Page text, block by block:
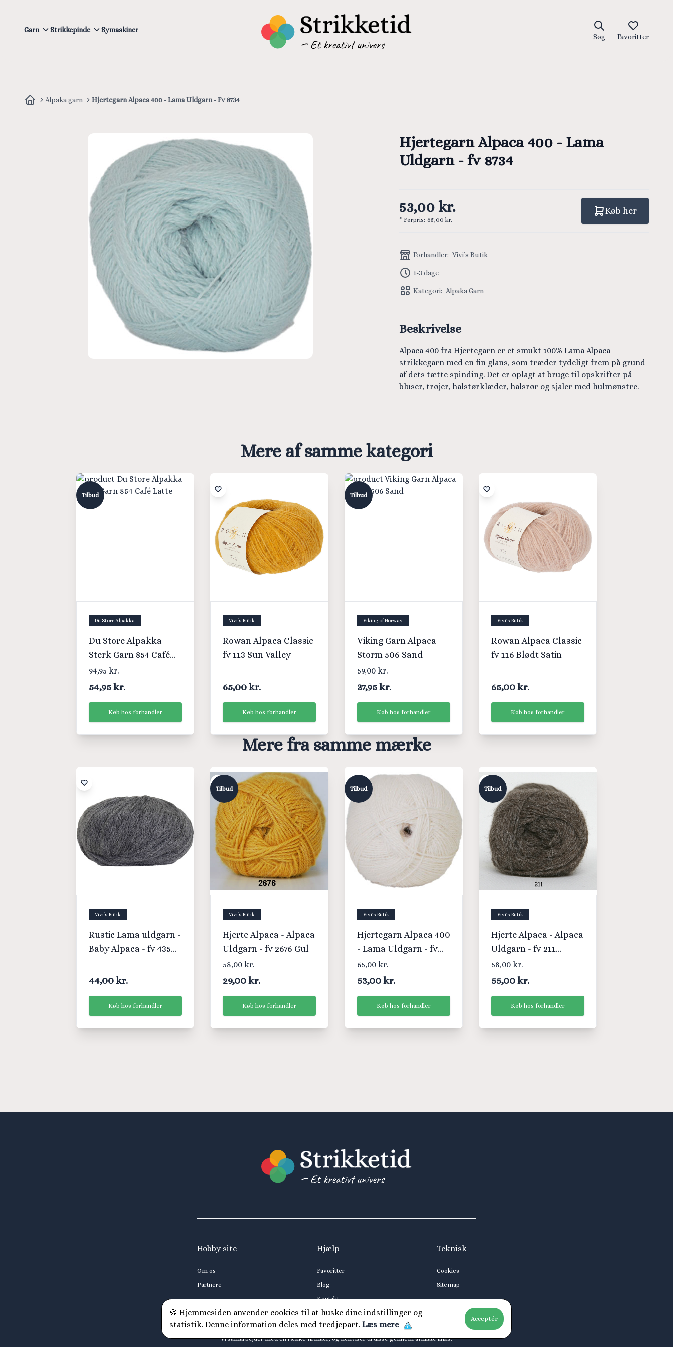
Garn Strikkepinde
Symaskiner
Søg
Favoritter
Alpaka garn Hjertegarn Alpaca 400 - Lama Uldgarn - Fv 8734
Hjertegarn Alpaca 400 - Lama
Uldgarn - fv 8734
53,00 kr.
* Førpris: 65,00 kr.
Køb her
Forhandler: Vivi´s Butik
1-3 dage
Kategori: Alpaka Garn
Beskrivelse
Alpaca 400 fra Hjertegarn er et smukt 100% Lama Alpaca
strikkegarn med en fin glans, som træder tydeligt frem på grund
af dets tætte spinding. Det er oplagt at bruge til opskrifter på
bluser, trøjer, halstørklæder, halsrør og sjaler med hulmønstre.
Mere af samme kategori
Tilbud
Du Store Alpakka
Du Store Alpakka
Sterk Garn 854 Café
Latte
94,95 kr.
54,95 kr.
Køb hos forhandler
Vivi´s Butik
Rowan Alpaca Classic
fv 113 Sun Valley
65,00 kr.
Køb hos forhandler
Tilbud
Viking of Norway
Viking Garn Alpaca
Storm 506 Sand
59,00 kr.
37,95 kr.
Køb hos forhandler
Vivi´s Butik
Rowan Alpaca Classic
fv 116 Blødt Satin
65,00 kr.
Køb hos forhandler
Mere fra samme mærke
Vivi´s Butik
Rustic Lama uldgarn -
Baby Alpaca - fv 435
44,00 kr.
Køb hos forhandler
Tilbud
Vivi´s Butik
Hjerte Alpaca - Alpaca
Uldgarn - fv 2676 Gul
58,00 kr.
29,00 kr.
Køb hos forhandler
Tilbud
Vivi´s Butik
Hjertegarn Alpaca 400
- Lama Uldgarn - fv
100 Råhvid
65,00 kr.
53,00 kr.
Køb hos forhandler
Tilbud
Vivi´s Butik
Hjerte Alpaca - Alpaca
Uldgarn - fv 211
Mellem Brun
58,00 kr.
55,00 kr.
Køb hos forhandler
🍪 Hjemmesiden anvender cookies til at huske dine indstillinger og
statistik. Denne information deles med tredjepart. Læs mere
Acceptér
Hobby site
Om os
Partnere
Hjælp
Favoritter
Blog
Kontakt
Teknisk
Cookies
Sitemap
Vi samarbejder med en række firmaer, og henviser til disse gennem affiliate links.